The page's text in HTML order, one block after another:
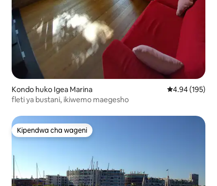
Kondo huko Igea Marina Ukadiriaji wa
4.94 (195)
fleti ya bustani, ikiwemo maegesho
Kipendwa cha wageni
Kipendwa cha wageni